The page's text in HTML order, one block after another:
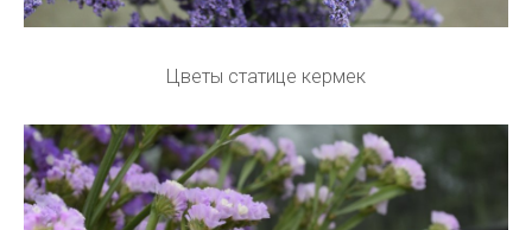
Цветы статице кермек